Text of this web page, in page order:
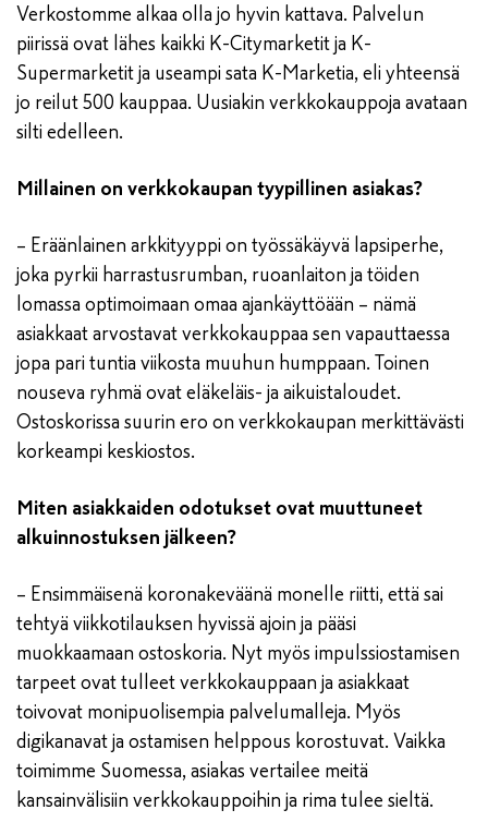
Verkostomme alkaa olla jo hyvin kattava. Palvelun
piirissä ovat lähes kaikki K-Citymarketit ja K-
Supermarketit ja useampi sata K-Marketia, eli yhteensä
jo reilut 500 kauppaa. Uusiakin verkkokauppoja avataan
silti edelleen.
Millainen on verkkokaupan tyypillinen asiakas?
– Eräänlainen arkkityyppi on työssäkäyvä lapsiperhe,
joka pyrkii harrastusrumban, ruoanlaiton ja töiden
lomassa optimoimaan omaa ajankäyttöään – nämä
asiakkaat arvostavat verkkokauppaa sen vapauttaessa
jopa pari tuntia viikosta muuhun humppaan. Toinen
nouseva ryhmä ovat eläkeläis- ja aikuistaloudet.
Ostoskorissa suurin ero on verkkokaupan merkittävästi
korkeampi keskiostos.
Miten asiakkaiden odotukset ovat muuttuneet
alkuinnostuksen jälkeen?
– Ensimmäisenä koronakeväänä monelle riitti, että sai
tehtyä viikkotilauksen hyvissä ajoin ja pääsi
muokkaamaan ostoskoria. Nyt myös impulssiostamisen
tarpeet ovat tulleet verkkokauppaan ja asiakkaat
toivovat monipuolisempia palvelumalleja. Myös
digikanavat ja ostamisen helppous korostuvat. Vaikka
toimimme Suomessa, asiakas vertailee meitä
kansainvälisiin verkkokauppoihin ja rima tulee sieltä.